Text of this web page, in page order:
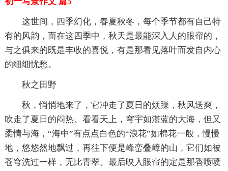
这世间，四季幻化，春夏秋冬，每个季节都有自己特
有的风韵，而在这四季中，秋天是最能深入人的眼帘的，
与之俱来的既是丰收的喜悦，有是那看见落叶而发自内心
的细细忧愁。
秋之田野
秋，悄悄地来了，它冲走了夏日的烦躁，秋风送爽，
吹走了夏日的闷热。看看天上，穹宇如湛蓝的大海，但又
柔情与海，“海中”有点点白色的“浪花”如棉花一般，慢慢
地，悠悠然地飘过，再往下便是峰峦叠嶂的山，它们如被
苍穹洗过一样，无比青翠。最后映入眼帘的定是那香喷喷